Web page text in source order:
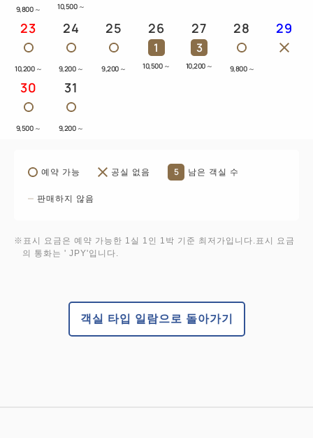
9,800 ～ 10,500 ～
23
10,200 ～
24
9,200 ～
25
9,200 ～
26
1
10,500 ～
27
3
10,200 ～
28
9,800 ～
29
30
9,500 ～
31
9,200 ～
예약 가능 공실 없음 5 남은 객실 수
판매하지 않음
※표시 요금은 예약 가능한 1실 1인 1박 기준 최저가입니다.표시 요금
의 통화는 ' JPY'입니다.
객실 타입 일람으로 돌아가기